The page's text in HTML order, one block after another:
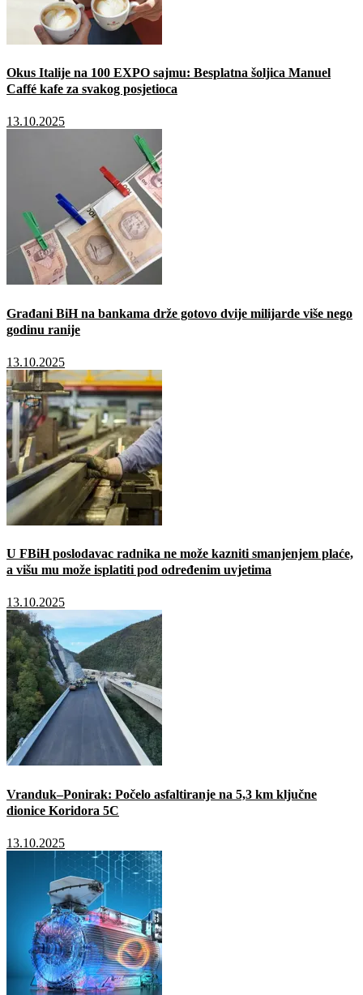
Okus Italije na 100 EXPO sajmu: Besplatna šoljica Manuel
Caffé kafe za svakog posjetioca
13.10.2025
Građani BiH na bankama drže gotovo dvije milijarde više nego
godinu ranije
13.10.2025
U FBiH poslodavac radnika ne može kazniti smanjenjem plaće,
a višu mu može isplatiti pod određenim uvjetima
13.10.2025
Vranduk–Ponirak: Počelo asfaltiranje na 5,3 km ključne
dionice Koridora 5C
13.10.2025